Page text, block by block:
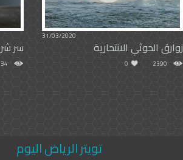
31/03/2020
زوارق الحوثي الانتحارية
2390
0
سر
تويتر الرياض اليوم